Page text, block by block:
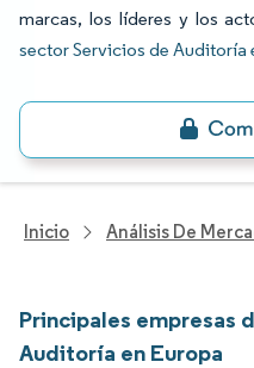
marcas, los líderes y los
sector Servicios de Auditoría
Inicio Análisis De
Principales empresas
Auditoría en Europa